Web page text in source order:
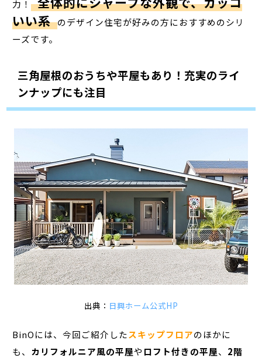
力！
いい系 のデザイン住宅が好みの方におすすめのシリ
ーズです。
三角屋根のおうちや平屋もあり！充実のライ
ンナップにも注目
出典： 日興ホーム公式HP
BinOには、今回ご紹介したスキップフロアのほかに
も、 カリフォルニア風の平屋やロフト付きの平屋、 2階